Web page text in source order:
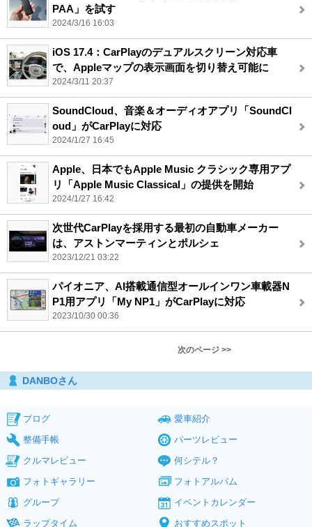
PAA」を試す
2024/3/16 16:03
iOS 17.4：CarPlayのデュアルスクリーン対応車
で、Appleマップの表示画面を切り替え可能に
2024/3/11 20:37
SoundCloud、音楽＆オーディオアプリ「SoundCl
oud」がCarPlayに対応
2024/1/27 16:45
Apple、日本でもApple Music クラシック専用アプ
リ「Apple Music Classical」の提供を開始
2024/1/27 16:42
次世代CarPlayを採用する最初の自動車メーカー
は、アストンマーティンとポルシェ
2023/12/21 03:22
パイオニア、AI搭載通信型オールインワン車載器N
P1用アプリ「My NP1」がCarPlayに対応
2023/10/30 00:36
次のページ >>
DANBOさん
ブログ
愛車紹介
整備手帳
パーツレビュー
クルマレビュー
何シテル？
フォトギャラリー
フォトアルバム
グループ
イベントカレンダー
ラップタイム
おすすめスポット